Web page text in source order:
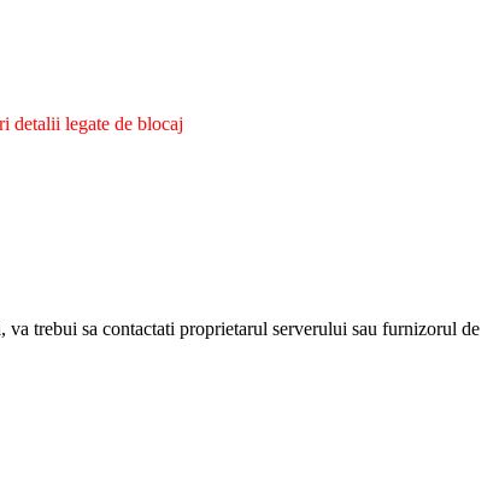
detalii legate de blocaj
va trebui sa contactati proprietarul serverului sau furnizorul de